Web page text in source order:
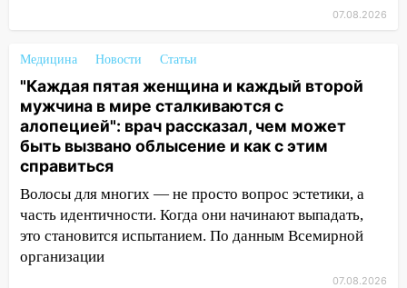
пассажира»
13:20 В Ульяновске за один день
обокрали женщину на пляже и
подростка в сквере
13:01 В Димитровграде мужчина
выбросил из машины страйкбольную
гранату: его задержали
12:34 На Ульяновскую область
надвигается сильнейшая непогода: град
и шквал до 27 м/с
07.08.2026
Медицина Новости Статьи
"Каждая пятая женщина и каждый второй
мужчина в мире сталкиваются с
алопецией": врач рассказал, чем может
быть вызвано облысение и как с этим
справиться
Волосы для многих — не просто вопрос эстетики, а
часть идентичности. Когда они начинают выпадать,
это становится испытанием. По данным Всемирной
организации
07.08.2026